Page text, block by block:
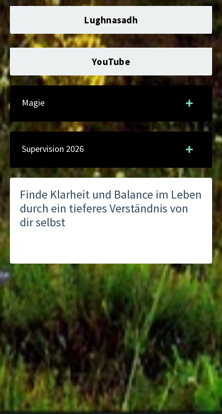
Lughnasadh
YouTube
Magie
Supervision 2026
Finde Klarheit und Balance im Leben
durch ein tieferes Verständnis von
dir selbst